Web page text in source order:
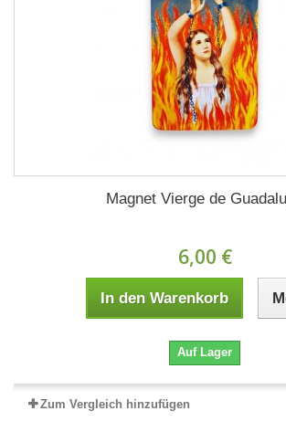
Magnet Vierge de
6,00 €
In den Warenkorb
Auf Lager
Zum Vergleich hinzufügen